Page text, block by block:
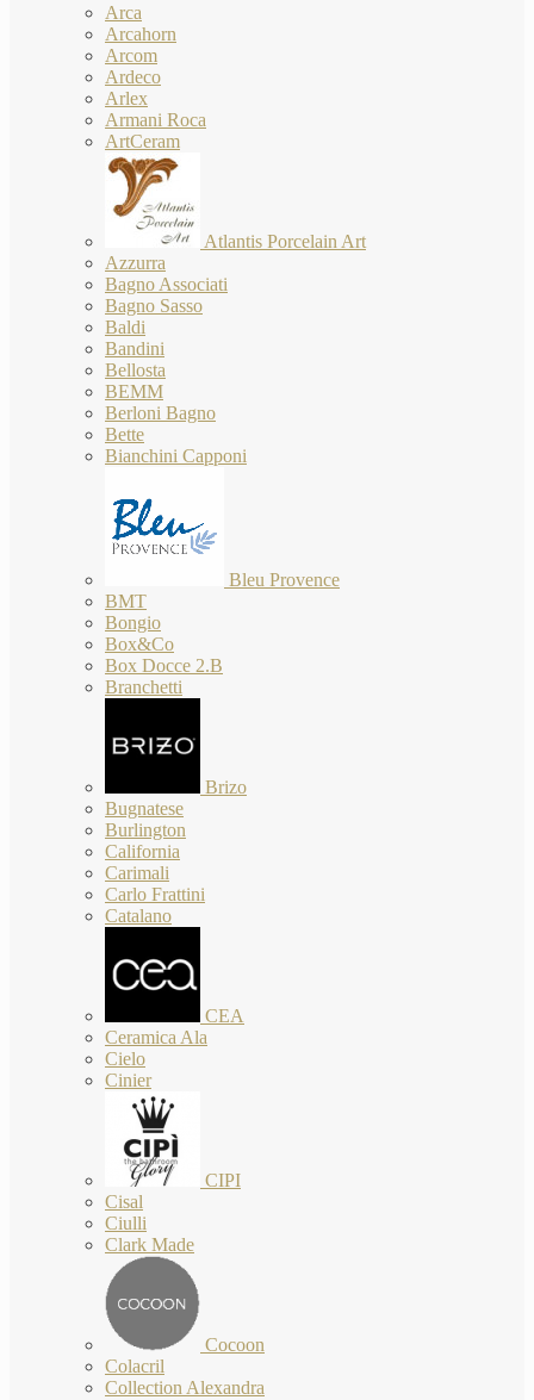
Arca
Arcahorn
Arcom
Ardeco
Arlex
Armani Roca
ArtCeram
Atlantis Porcelain Art
Azzurra
Bagno Associati
Bagno Sasso
Baldi
Bandini
Bellosta
BEMM
Berloni Bagno
Bette
Bianchini Capponi
Bleu Provence
BMT
Bongio
Box&Co
Box Docce 2.B
Branchetti
Brizo
Bugnatese
Burlington
California
Carimali
Carlo Frattini
Catalano
CEA
Ceramica Ala
Cielo
Cinier
CIPI
Cisal
Ciulli
Clark Made
Cocoon
Colacril
Collection Alexandra